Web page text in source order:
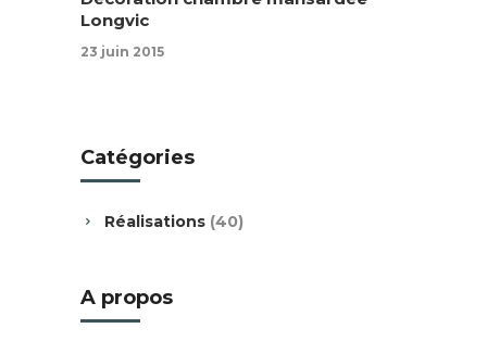
Longvic
23 juin 2015
Catégories
Réalisations (40)
A propos